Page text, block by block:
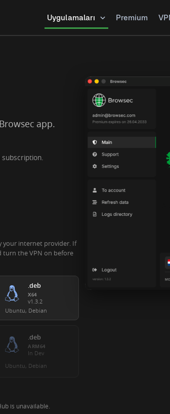
Uygulamaları Premium
app.
your internet provider. If
turn the VPN on before
.deb
X64
v1.3.2
Ubuntu, Debian
.deb
ARM64
In Dev
Ubuntu, Debian
is unavailable.